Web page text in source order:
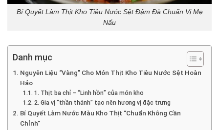
Bí Quyết Làm Thịt Kho Tiêu Nước Sệt Đậm Đà Chuẩn Vị Mẹ
Nấu
Danh mục
Nguyên Liệu “Vàng” Cho Món Thịt Kho Tiêu Nước Sệt Hoàn
Hảo
1. Thịt ba chỉ – “Linh hồn” của món kho
2. Gia vị “thần thánh” tạo nên hương vị đặc trưng
Bí Quyết Làm Nước Màu Kho Thịt “Chuẩn Không Cần
Chỉnh”